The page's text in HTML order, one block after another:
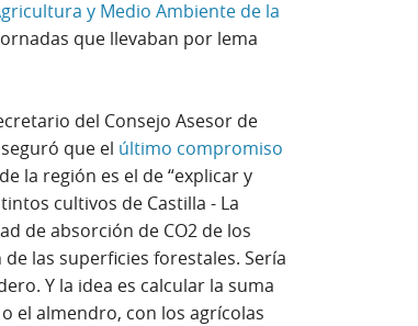
y Medio Ambiente de la
nueva)que llevaban por lema
del Consejo Asesor de
que el último compromiso
en ventana nueva)
la región es el de “explicar y
cultivos de Castilla - La
de absorción de CO2 de los
las superficies forestales. Sería
Y la idea es calcular la suma
el almendro, con los agrícolas